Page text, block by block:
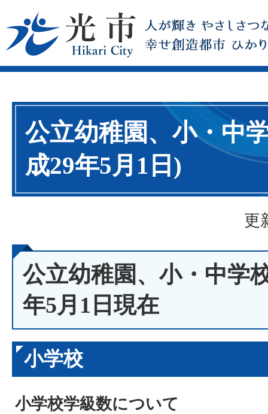
公立幼稚園、小・中
成29年5月1日)
更
公立幼稚園、小・中学
年5月1日現在
小学校
小学校学級数について